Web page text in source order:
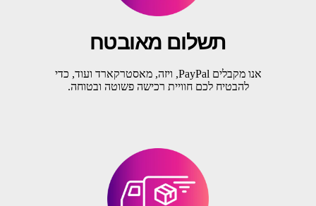
תשלום מאובטח
אנו מקבלים PayPal, ויזה, מאסטרקארד ועוד, כדי
להבטיח לכם חוויית רכישה פשוטה ובטוחה.